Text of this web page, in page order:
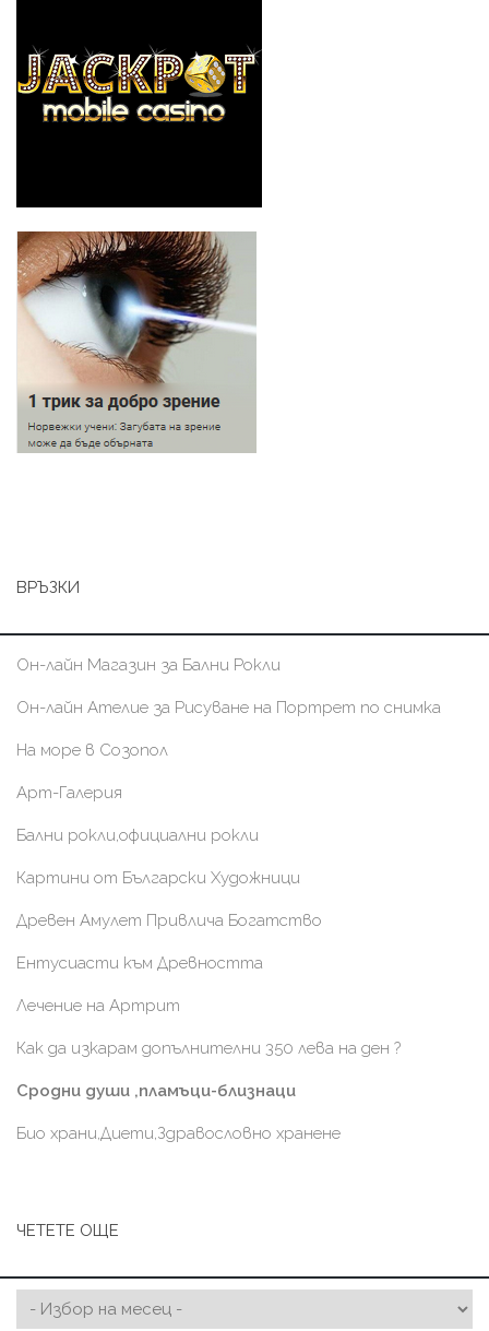
ВРЪЗКИ
Он-лайн Магазин за Бални Рокли
Он-лайн Ателие за Рисуване на Портрет по снимка
На море в Созопол
Арт-Галерия
Бални рокли,официални рокли
Картини от Български Художници
Древен Амулет Привлича Богатство
Ентусиасти към Древността
Лечение на Артрит
Как да изкарам допълнителни 350 лева на ден ?
Сродни души ,пламъци-близнаци
Био храни,Диети,Здравословно хранене
ЧЕТЕТЕ ОЩЕ